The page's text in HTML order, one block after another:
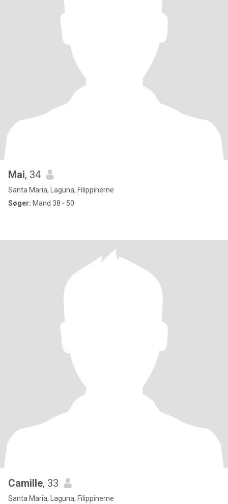
Mai, 34
Santa Maria, Laguna, Filippinerne
Søger: Mand 38 - 50
Camille, 33
Santa Maria, Laguna, Filippinerne